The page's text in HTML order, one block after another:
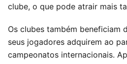
clube, o que pode atrair mais
Os clubes também beneficiam
seus jogadores adquirem ao
campeonatos internacionais.